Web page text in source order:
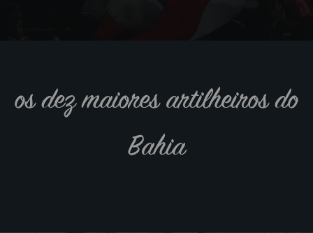
os dez maiores artilheiros do
Bahia